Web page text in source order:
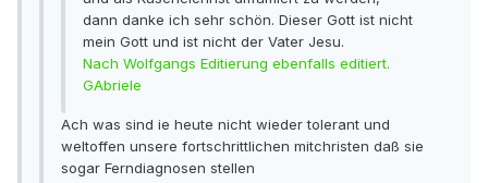
dann danke ich sehr schön. Dieser Gott ist nicht
mein Gott und ist nicht der Vater Jesu.
Nach Wolfgangs Editierung ebenfalls editiert.
GAbriele
Ach was sind ie heute nicht wieder tolerant und
weltoffen unsere fortschrittlichen mitchristen daß sie
sogar Ferndiagnosen stellen